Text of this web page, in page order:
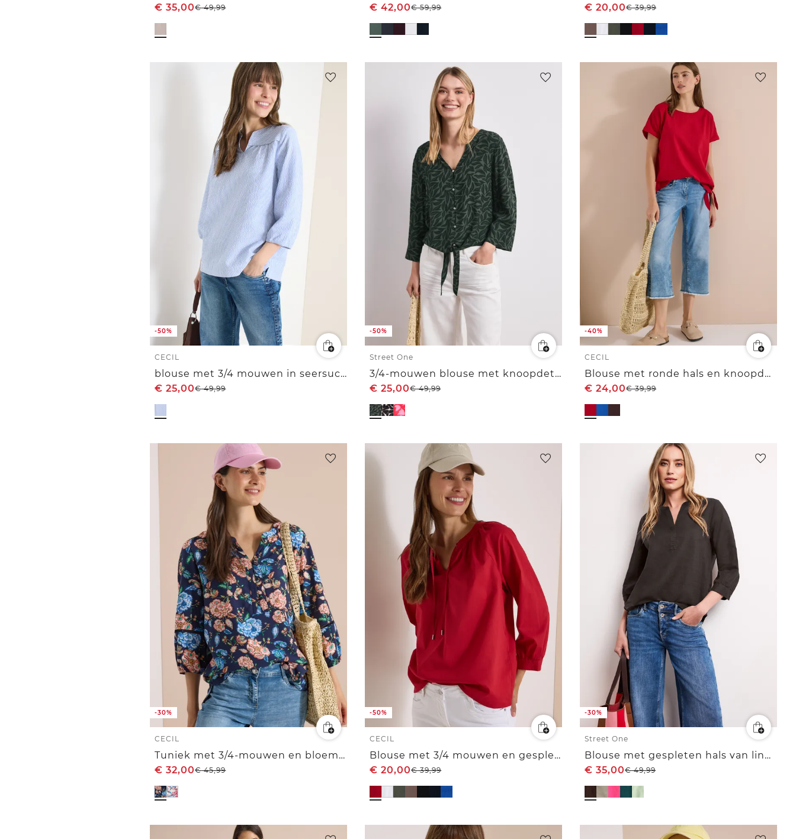
€ 35,00€49,99
€ 42,00€59,99
€ 20,00€39,99
-50%
CECIL
blouse met 3/4 mouwen in seersucker kwaliteit
€ 25,00€49,99
-50%
Street One
3/4-mouwen blouse met knoopdetail
€ 25,00€49,99
-40%
CECIL
Blouse met ronde hals en knoopdetail
€ 24,00€39,99
-30%
CECIL
Tuniek met 3/4-mouwen en bloemenpatroon
€ 32,00€45,99
-50%
CECIL
Blouse met 3/4 mouwen en gespleten hals in effen kleur
€ 20,00€39,99
-30%
Street One
Blouse met gespleten hals van linnenmix
€ 35,00€49,99